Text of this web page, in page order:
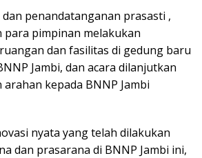
penandatanganan prasasti ,
para pimpinan melakukan
dan fasilitas di gedung baru
Jambi, dan acara dilanjutkan
kepada BNNP Jambi
nyata yang telah dilakukan
dan prasarana di BNNP Jambi ini,